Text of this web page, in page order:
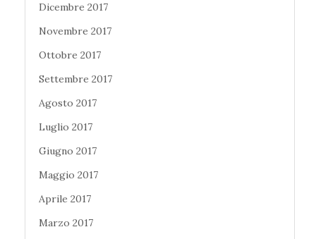
Dicembre 2017
Novembre 2017
Ottobre 2017
Settembre 2017
Agosto 2017
Luglio 2017
Giugno 2017
Maggio 2017
Aprile 2017
Marzo 2017